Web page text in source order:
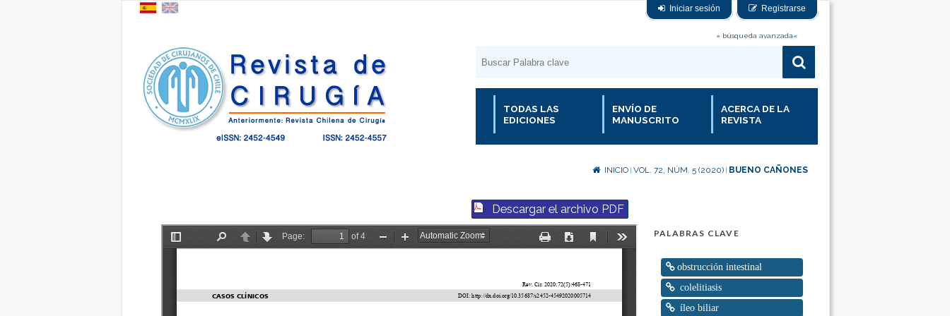
Iniciar sesión Registrarse
» búsqueda avanzada«
TODAS LAS
EDICIONES
ENVÍO DE
MANUSCRITO
ACERCA DE LA
REVISTA
INICIO VOL. 72, NÚM. 5 (2020) BUENO CAÑONES
PALABRAS CLAVE
obstrucción intestinal
colelitiasis
íleo biliar
Descargar el archivo PDF